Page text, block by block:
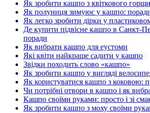
Як зробити кашпо з квіткового
Як полуниця зимуює у кашпо:
Як легко зробити дірки у
Де купити підвісне кашпо в Санкт-
поради
Як вибрати кашпо для еустоми
Які квіти найкраще садити у кашпо
Звідки походить слово «кашпо»
Як зробити кашпо у вигляді
Як користуватися кашпо з коковою:
Чи потрібні отвори в кашпо і як
Кашпо своїми руками: просто і зі
Як зробити кашпо з моху своїми